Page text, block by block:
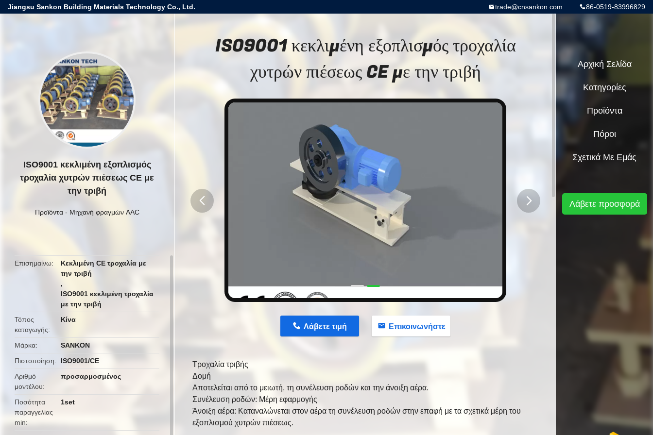
Jiangsu Sankon Building Materials Technology Co., Ltd. 86-0519-83996829
trade@cnsankon.com
ISO9001 κεκλιμένη εξοπλισμός
τροχαλία χυτρών πιέσεως CE με
την τριβή
Προϊόντα- Μηχανή φραγμών AAC
Επισημαίνω
Κεκλιμένη CE τροχαλία με
την τριβή
,
ISO9001 κεκλιμένη τροχαλία
με την τριβή
Τόπος
καταγωγής
Κίνα
Μάρκα
SANKON
Πιστοποίηση
ISO9001/CE
Αριθμό
μοντέλου
προσαρμοσμένος
Ποσότητα
παραγγελίας
min
1set
ISO9001 κεκλιμένη εξοπλισμός τροχαλία
χυτρών πιέσεως CE με την τριβή
Λάβετε τιμή Επικοινωνήστε
Τροχαλία τριβής
Δομή
Αποτελείται από το μειωτή, τη συνέλευση ροδών και την άνοιξη αέρα.
Συνέλευση ροδών: Μέρη εφαρμογής
Άνοιξη αέρα: Καταναλώνεται στον αέρα τη συνέλευση ροδών στην επαφή με τα σχετικά μέρη του
εξοπλισμού χυτρών πιέσεως.
Αρχική Σελίδα
Κατηγορίες
Προϊόντα
Πόροι
Σχετικά Με Εμάς
Λάβετε προσφορά